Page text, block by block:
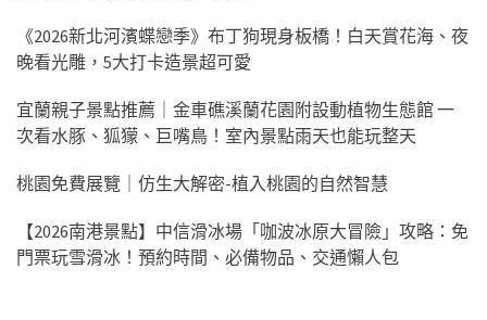
《2026新北河濱蝶戀季》布丁狗現身板橋！白天賞花海、夜
晚看光雕，5大打卡造景超可愛
宜蘭親子景點推薦｜金車礁溪蘭花園附設動植物生態館 一
次看水豚、狐獴、巨嘴鳥！室內景點雨天也能玩整天
桃園免費展覽｜仿生大解密-植入桃園的自然智慧
【2026南港景點】中信滑冰場「咖波冰原大冒險」攻略：免
門票玩雪滑冰！預約時間、必備物品、交通懶人包